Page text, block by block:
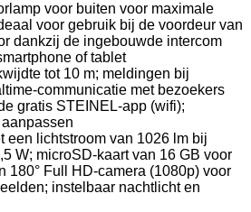
voor buiten voor maximale
voor gebruik bij de voordeur van
dankzij de ingebouwde intercom
of tablet
tot 10 m; meldingen bij
communicatie met bezoekers
gratis STEINEL-app (wifi);
een lichtstroom van 1026 lm bij
W; microSD-kaart van 16 GB voor
180° Full HD-camera (1080p) voor
instelbaar nachtlicht en